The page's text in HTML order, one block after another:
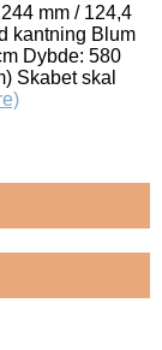
mm / 124,4
kantning Blum
Dybde: 580
Skabet skal